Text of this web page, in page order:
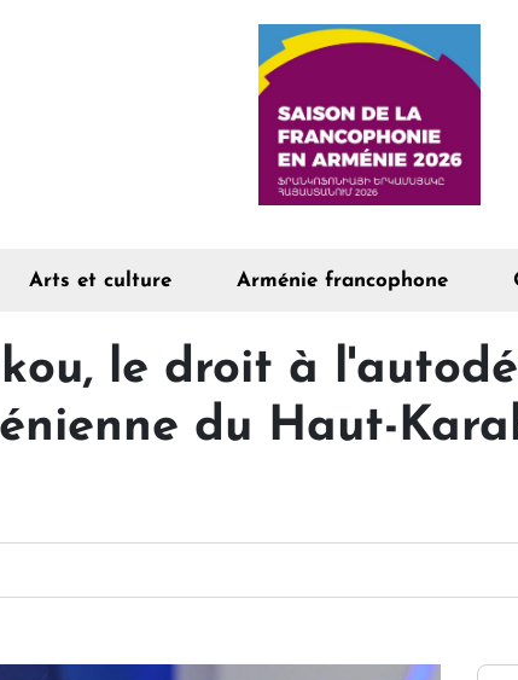
Arts et culture Arménie francophone
le droit à
du Haut-